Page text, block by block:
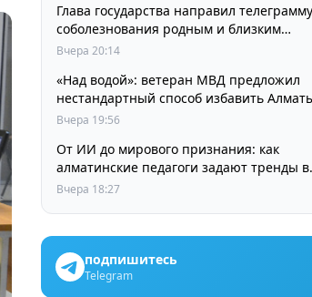
Глава государства направил телеграмму
соболезнования родным и близким
выдающегося кинорежиссера Ардака
Вчера 20:14
«Над водой»: ветеран МВД предложил
нестандартный способ избавить
пробок и смога
Вчера 19:56
От ИИ до мирового признания: как
алматинские педагоги задают тренды в
изучении языков
Вчера 18:27
подпишитесь
Telegram